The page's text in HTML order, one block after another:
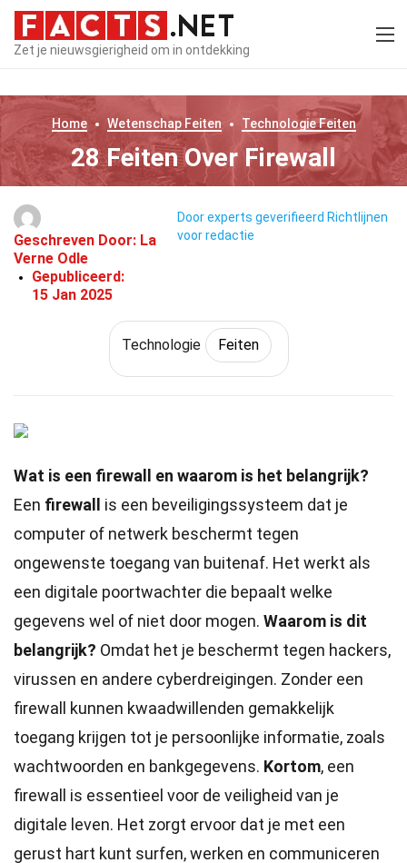
Zet je nieuwsgierigheid om in ontdekking
Home WetenschapFeiten TechnologieFeiten
28 Feiten Over Firewall
Geschreven Door: La
Verne Odle
Gepubliceerd:
15 Jan 2025
Door experts geverifieerd Richtlijnen
voor redactie
Technologie Feiten
Wat is een firewall en waarom is het belangrijk?
Een firewall
is een beveiligingssysteem dat je
computer of netwerk beschermt tegen
ongewenste toegang van buitenaf. Het werkt als
een digitale poortwachter die bepaalt welke
gegevens wel of niet door mogen. Waarom is dit
belangrijk? Omdat het je beschermt tegen hackers,
virussen en andere cyberdreigingen. Zonder een
firewall kunnen kwaadwillenden gemakkelijk
toegang krijgen tot je persoonlijke informatie, zoals
wachtwoorden en bankgegevens. Kortom, een
firewall is essentieel voor de veiligheid van je
digitale leven. Het zorgt ervoor dat je met een
gerust hart kunt surfen, werken en communiceren